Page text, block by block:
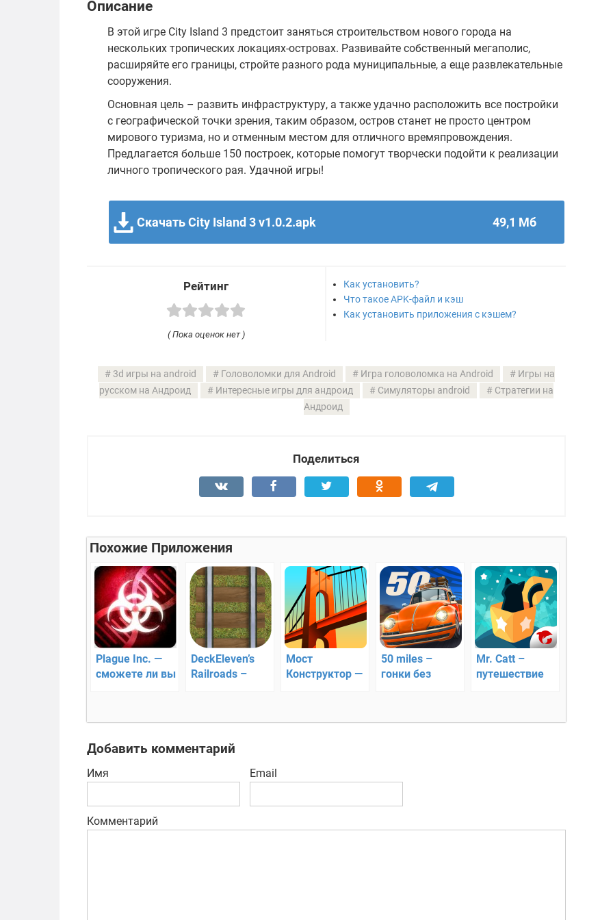
Описание
В этой игре City Island 3 предстоит заняться строительством нового города на
нескольких тропических локациях-островах. Развивайте собственный мегаполис,
расширяйте его границы, стройте разного рода муниципальные, а еще развлекательные
сооружения.
Основная цель – развить инфраструктуру, а также удачно расположить все постройки
с географической точки зрения, таким образом, остров станет не просто центром
мирового туризма, но и отменным местом для отличного времяпровождения.
Предлагается больше 150 построек, которые помогут творчески подойти к реализации
личного тропического рая. Удачной игры!
Скачать City Island 3 v1.0.2.apk 49,1 Мб
Рейтинг
( Пока оценок нет )
Как установить?
Что такое APK-файл и кэш
Как установить приложения с кэшем?
3d игры на android Головоломки для Android Игра головоломка на Android
Игры на
русском на Андроид
Интересные игры для андроид Симуляторы android
Стратегии на
Андроид
Поделиться
Похожие Приложения
Plague Inc. —
сможете ли вы
DeckEleven’s
Railroads –
дороги!
Мост
Конструктор —
мосты!
50 miles –
гонки без
Mr. Catt –
путешествие
Добавить комментарий
Имя Email
Комментарий